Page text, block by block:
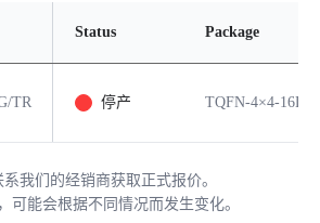
Status Package
TR 停产 TQFN-4×4-16L
我们的经销商获取正式报价。
可能会根据不同情况而发生变化。